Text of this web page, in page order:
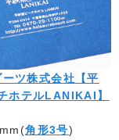
ツ株式会社【平
ホテルLANIKAI】
角形3号)